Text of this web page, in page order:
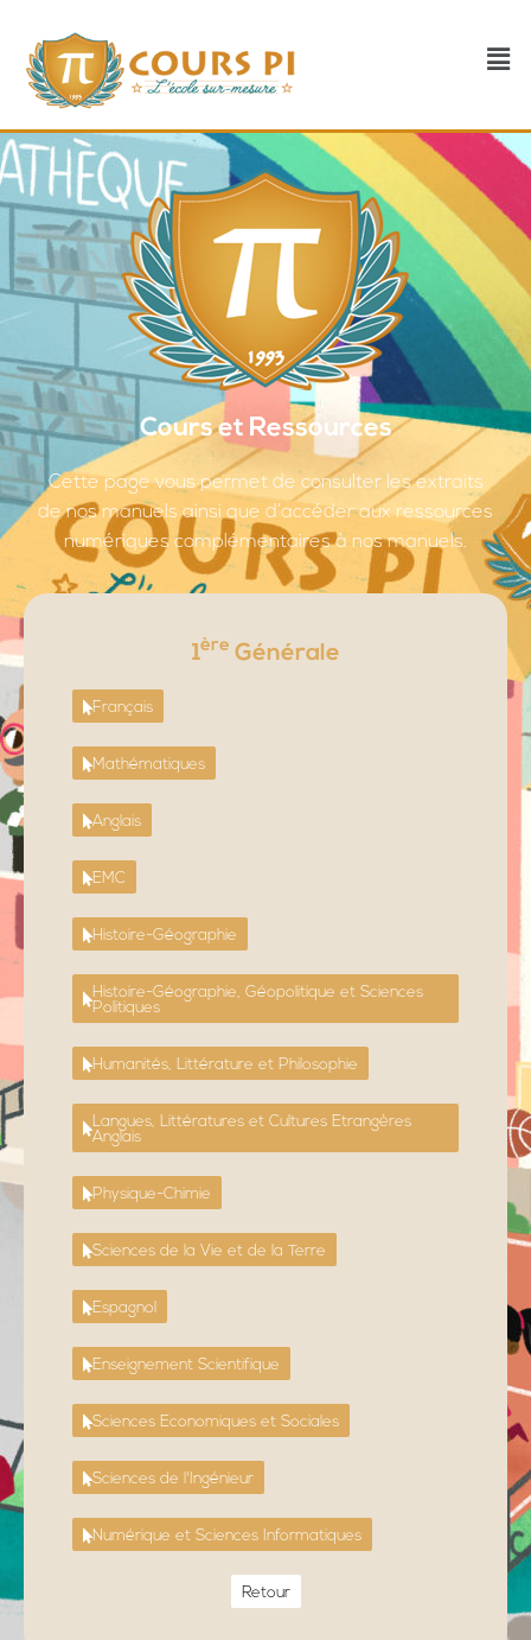
Cours et Ressources
Cette page vous permet de consulter les extraits
de nos manuels ainsi que d’accéder aux ressources
numériques complémentaires à nos manuels.
1ère Générale
Français
Mathématiques
Anglais
EMC
Histoire-Géographie
Histoire-Géographie, Géopolitique et Sciences
Politiques
Humanités, Littérature et Philosophie
Langues, Littératures et Cultures Etrangères
Anglais
Physique-Chimie
Sciences de la Vie et de la Terre
Espagnol
Enseignement Scientifique
Sciences Economiques et Sociales
Sciences de l'Ingénieur
Numérique et Sciences Informatiques
Retour